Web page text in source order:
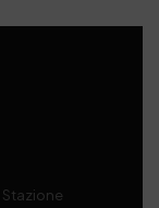
Stazione